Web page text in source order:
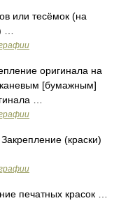
или тесёмок (на
…
оригинала на
[бумажным]
…
(краски)
печатных красок …